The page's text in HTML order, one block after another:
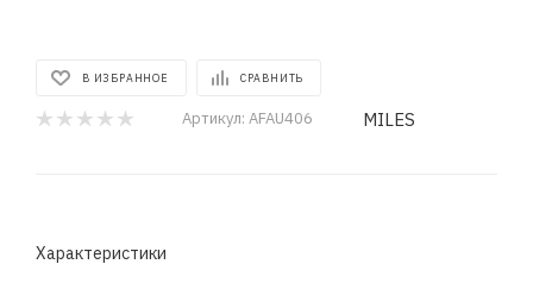
В ИЗБРАННОЕ СРАВНИТЬ
Артикул: AFAU406 MILES
Характеристики